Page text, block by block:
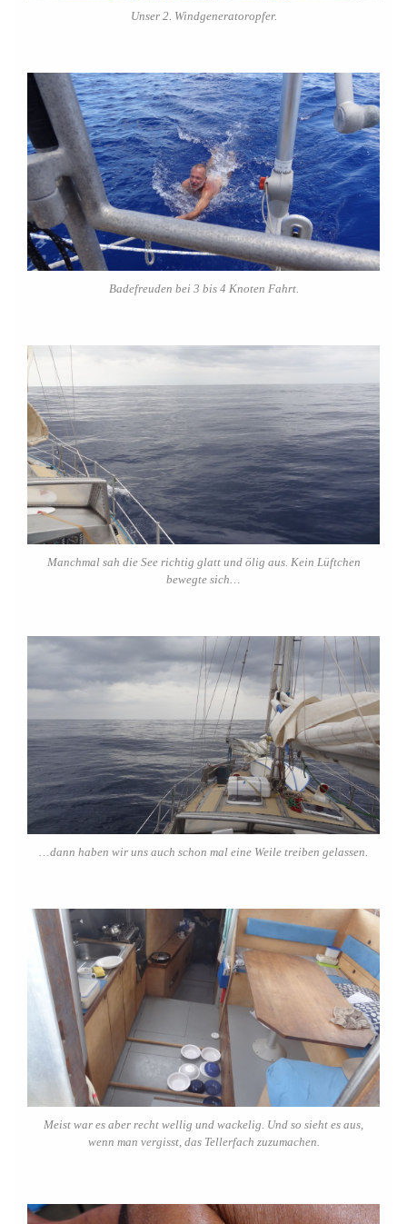
Unser 2. Windgeneratoropfer.
Badefreuden bei 3 bis 4 Knoten Fahrt.
Manchmal sah die See richtig glatt und ölig aus. Kein Lüftchen
bewegte sich…
…dann haben wir uns auch schon mal eine Weile treiben gelassen.
Meist war es aber recht wellig und wackelig. Und so sieht es aus,
wenn man vergisst, das Tellerfach zuzumachen.